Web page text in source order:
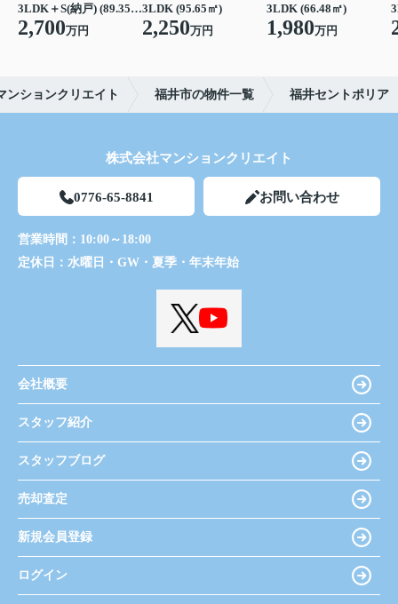
3LDK＋S(納戸) (89.35㎡)
2,700万円
3LDK (95.65㎡)
2,250万円
3LDK (66.48㎡)
1,980万円
ンションクリエイト 福井市の物件一覧 福井セントポリア
株式会社マンションクリエイト
0776-65-8841 お問い合わせ
営業時間： 10:00～18:00
定休日： 水曜日・GW・夏季・年末年始
会社概要
スタッフ紹介
スタッフブログ
売却査定
新規会員登録
ログイン